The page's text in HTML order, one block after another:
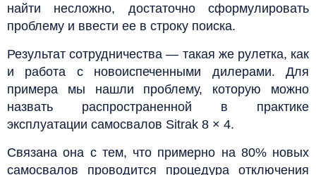
найти несложно, достаточно сформулировать
проблему и ввести ее в строку поиска.
Результат сотрудничества — такая же рулетка, как
и работа с новоиспеченными дилерами. Для
примера мы нашли проблему, которую можно
назвать распространенной в практике
эксплуатации самосвалов Sitrak 8 × 4.
Связана она с тем, что примерно на 80% новых
самосвалов проводится процедура отключения